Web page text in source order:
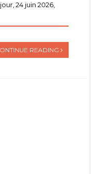
24 juin 2026,
READING